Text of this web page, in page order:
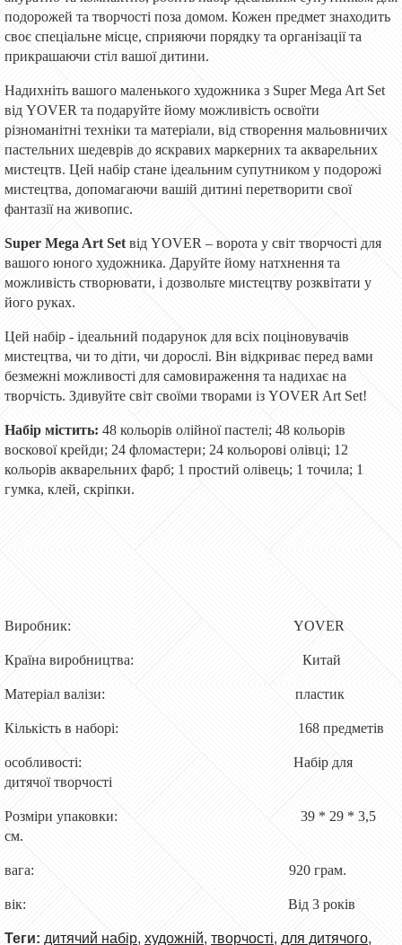
подорожей та творчості поза домом. Кожен предмет знаходить
своє спеціальне місце, сприяючи порядку та організації та
прикрашаючи стіл вашої дитини.
Надихніть вашого маленького художника з Super Mega Art Set
від YOVER та подаруйте йому можливість освоїти
різноманітні техніки та матеріали, від створення мальовничих
пастельних шедеврів до яскравих маркерних та акварельних
мистецтв. Цей набір стане ідеальним супутником у подорожі
мистецтва, допомагаючи вашій дитині перетворити свої
фантазії на живопис.
Super Mega Art Set від YOVER – ворота у світ творчості для
вашого юного художника. Даруйте йому натхнення та
можливість створювати, і дозвольте мистецтву розквітати у
його руках.
Цей набір - ідеальний подарунок для всіх поціновувачів
мистецтва, чи то діти, чи дорослі. Він відкриває перед вами
безмежні можливості для самовираження та надихає на
творчість. Здивуйте світ своїми творами із YOVER Art Set!
Набір містить: 48 кольорів олійної пастелі; 48 кольорів
воскової крейди; 24 фломастери; 24 кольорові олівці; 12
кольорів акварельних фарб; 1 простий олівець; 1 точила; 1
гумка, клей, скріпки.
Виробник: YOVER
Країна виробництва: Китай
Матеріал валізи: пластик
Кількість в наборі: 168 предметів
особливості: Набір для
дитячої творчості
Розміри упаковки: 39 * 29 * 3,5
см.
вага: 920 грам.
вік: Від 3 років
Теги: дитячий набір, художній, творчості, для дитячого,